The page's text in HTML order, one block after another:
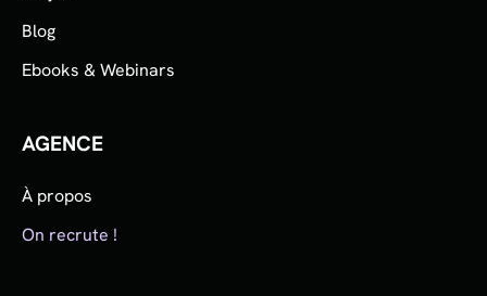
Blog
Ebooks & Webinars
AGENCE
À propos
On recrute !